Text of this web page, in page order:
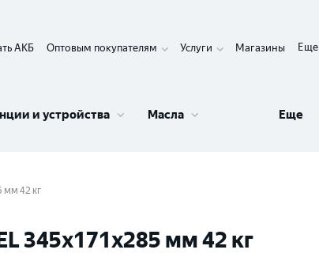
АКБ Оптовым покупателям Услуги Магазины Еще
и устройства Масла Еще
мм 42 кг
345x171x285 мм 42 кг